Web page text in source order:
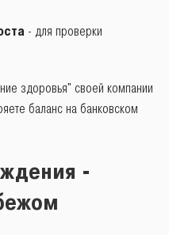
- для проверки
здоровья" своей компании
баланс на банковском
-